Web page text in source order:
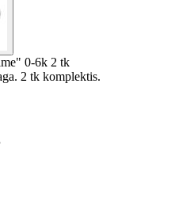
0-6k 2 tk
2 tk komplektis.